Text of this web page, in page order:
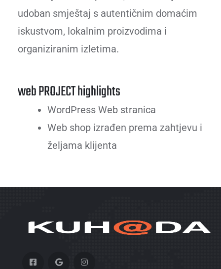
udoban smještaj s autentičnim domaćim
iskustvom, lokalnim proizvodima i
organiziranim izletima.
web PROJECT highlights
WordPress Web stranica
Web shop izrađen prema zahtjevu i
željama klijenta